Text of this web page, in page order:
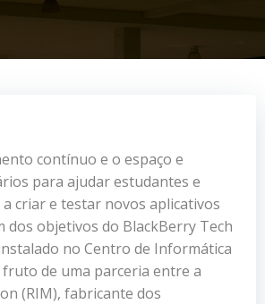
contínuo e o espaço e
para ajudar estudantes e
criar e testar novos aplicativos
dos objetivos do BlackBerry Tech
no Centro de Informática
fruto de uma parceria entre a
(RIM), fabricante dos